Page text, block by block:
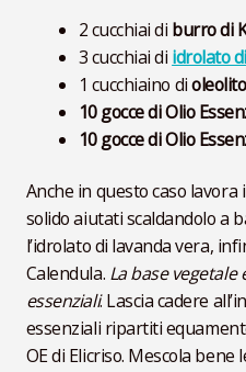
2 cucchiai di burro di
3 cucchiai di idrolato
1 cucchiaino di
10 gocce di Olio
10 gocce di Olio
Anche in questo caso
solido aiutati scaldandolo a
l’idrolato di lavanda vera,
Calendula. La base
essenziali. Lascia cadere
essenziali ripartiti
OE di Elicriso. Mescola